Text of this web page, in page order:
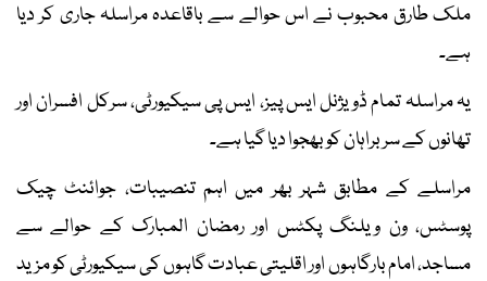
ملک طارق محبوب نے اس حوالے سے باقاعدہ مراسلہ جاری کر دیا
ہے۔
یہ مراسلہ تمام ڈویژنل ایس پیز، ایس پی سیکیورٹی، سرکل افسران اور
تھانوں کے سربراہان کو بھجوا دیا گیا ہے۔
مراسلے کے مطابق شہر بھر میں اہم تنصیبات، جوائنٹ چیک
پوسٹس، ون ویلنگ پکٹس اور رمضان المبارک کے حوالے سے
مساجد، امام بارگاہوں اور اقلیتی عبادت گاہوں کی سیکیورٹی کو مزید